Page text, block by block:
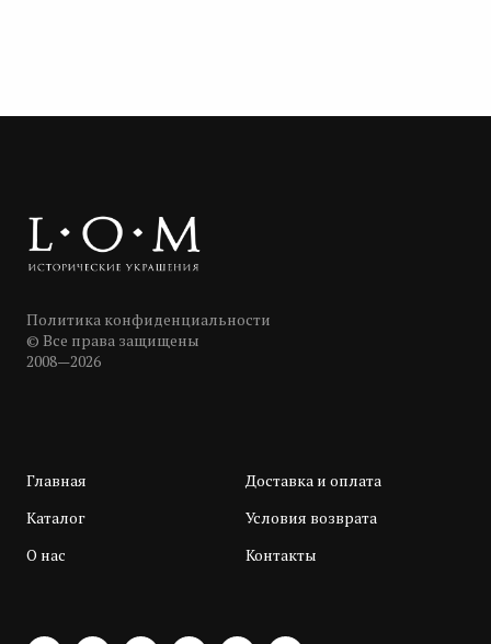
Политика конфиденциальности
© Все права защищены
2008—2026
Главная
Каталог
О нас
Доставка и оплата
Условия возврата
Контакты